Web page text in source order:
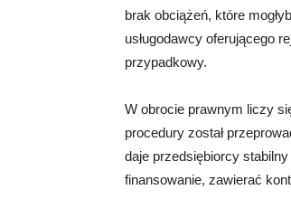
brak obciążeń, które
usługodawcy oferującego
przypadkowy.
W obrocie prawnym liczy
procedury został
daje przedsiębiorcy
finansowanie, zawierać